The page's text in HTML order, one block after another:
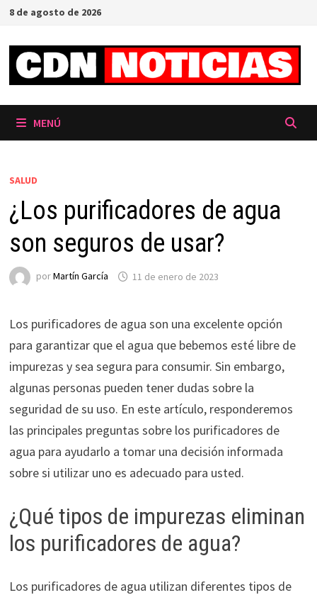
Saltar
contenido
8 de agosto de 2026
MENÚ
SALUD
¿Los purificadores de agua
son seguros de usar?
porMartín García 11 de enero de 2023
Los purificadores de agua son una excelente opción
para garantizar que el agua que bebemos esté libre de
impurezas y sea segura para consumir. Sin embargo,
algunas personas pueden tener dudas sobre la
seguridad de su uso. En este artículo, responderemos
las principales preguntas sobre los purificadores de
agua para ayudarlo a tomar una decisión informada
sobre si utilizar uno es adecuado para usted.
¿Qué tipos de impurezas eliminan
los purificadores de agua?
Los purificadores de agua utilizan diferentes tipos de